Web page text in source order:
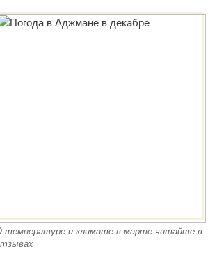
температуре и климате в марте читайте в